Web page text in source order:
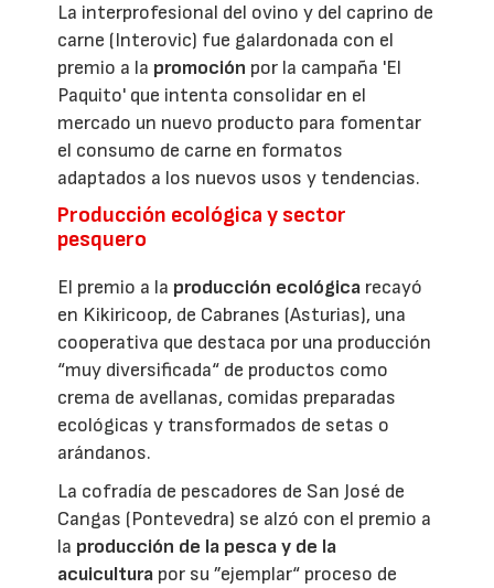
La interprofesional del ovino y del caprino de
carne (Interovic) fue galardonada con el
premio a la promoción por la campaña 'El
Paquito' que intenta consolidar en el
mercado un nuevo producto para fomentar
el consumo de carne en formatos
adaptados a los nuevos usos y tendencias.
Producción ecológica y sector
pesquero
El premio a la producción ecológica recayó
en Kikiricoop, de Cabranes (Asturias), una
cooperativa que destaca por una producción
“muy diversificada“ de productos como
crema de avellanas, comidas preparadas
ecológicas y transformados de setas o
arándanos.
La cofradía de pescadores de San José de
Cangas (Pontevedra) se alzó con el premio a
la producción de la pesca y de la
acuicultura por su ”ejemplar“ proceso de